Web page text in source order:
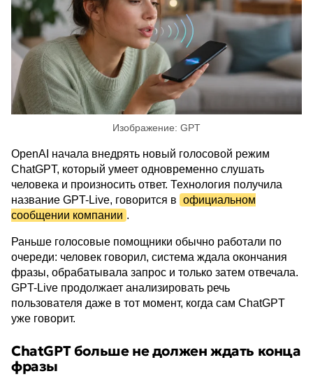
Изображение: GPT
OpenAI начала внедрять новый голосовой режим
ChatGPT, который умеет одновременно слушать
человека и произносить ответ. Технология получила
название GPT-Live, говорится в официальном
сообщении компании .
Раньше голосовые помощники обычно работали по
очереди: человек говорил, система ждала окончания
фразы, обрабатывала запрос и только затем отвечала.
GPT-Live продолжает анализировать речь
пользователя даже в тот момент, когда сам ChatGPT
уже говорит.
ChatGPT больше не должен ждать конца
фразы